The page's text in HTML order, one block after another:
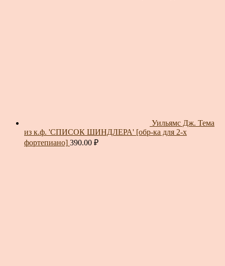
Уильямс Дж. Тема
из к.ф. 'СПИСОК ШИНДЛЕРА' [обр-ка для 2-х
фортепиано] 390.00 ₽